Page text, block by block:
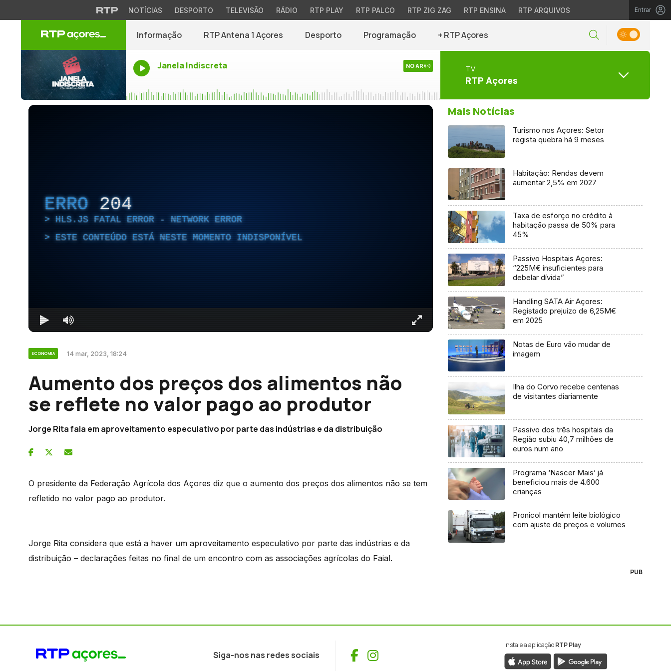
NOTÍCIAS DESPORTO TELEVISÃO RÁDIO RTP PLAY RTP PALCO RTP ZIG ZAG RTP ENSINA RTP ARQUIVOS Entrar
Informação RTP Antena 1 Açores Desporto Programação + RTP Açores
Janela Indiscreta NO AR TV
RTP Açores
ERRO 204
HLS.JS FATAL ERROR - NETWORK ERROR
ESTE CONTEÚDO ESTÁ NESTE MOMENTO INDISPONÍVEL
ECONOMIA 14 mar, 2023, 18:24
Aumento dos preços dos alimentos não
se reflete no valor pago ao produtor
Jorge Rita fala em aproveitamento especulativo por parte das indústrias e da distribuição
O presidente da Federação Agrícola dos Açores diz que o aumento dos preços dos alimentos não se tem
refletido no valor pago ao produtor.
Jorge Rita considera que está a haver um aproveitamento especulativo por parte das indústrias e da
distribuição – declarações feitas no final de um encontro com as associações agrícolas do Faial.
Mais Notícias
Turismo nos Açores: Setor
regista quebra há 9 meses
Habitação: Rendas devem
aumentar 2,5% em 2027
Taxa de esforço no crédito à
habitação passa de 50% para
45%
Passivo Hospitais Açores:
“225M€ insuficientes para
debelar dívida”
Handling SATA Air Açores:
Registado prejuízo de 6,25M€
em 2025
Notas de Euro vão mudar de
imagem
Ilha do Corvo recebe centenas
de visitantes diariamente
Passivo dos três hospitais da
Região subiu 40,7 milhões de
euros num ano
Programa ‘Nascer Mais’ já
beneficiou mais de 4.600
crianças
Pronicol mantém leite biológico
com ajuste de preços e volumes
PUB
Siga-nos nas redes sociais Facebook
Instagram
Instale a aplicaçãoRTP Play